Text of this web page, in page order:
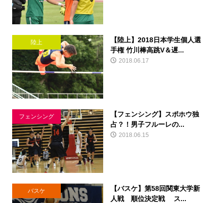
陸上
【陸上】2018日本学生個人選
手権 竹川棒高跳V＆遅...
2018.06.17
フェンシング
【フェンシング】スポホウ独
占？！男子フルーレの...
2018.06.15
バスケ
【バスケ】第58回関東大学新
人戦 順位決定戦 ス...